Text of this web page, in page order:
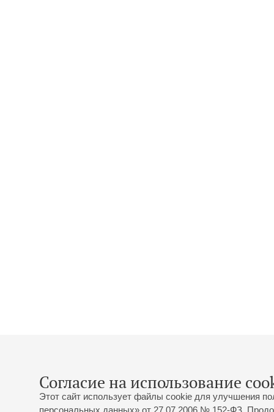
Согласие на использование
Этот сайт использует файлы cookie для улучшения
персональных данных» от 27.07.2006 № 152-ФЗ.